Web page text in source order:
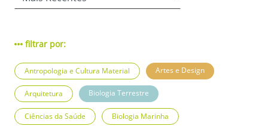
filtrar por:
Antropologia e Cultura Material Artes e Design
Arquitetura Biologia Terrestre
Ciências da Saúde Biologia Marinha